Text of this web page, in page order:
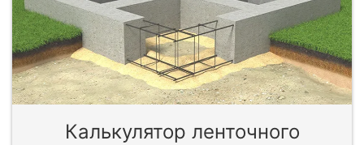
Калькулятор ленточного